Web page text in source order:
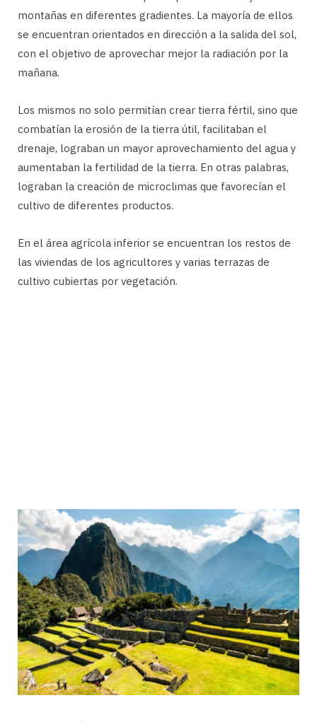
montañas en diferentes gradientes. La mayoría de ellos
se encuentran orientados en dirección a la salida del sol,
con el objetivo de aprovechar mejor la radiación por la
mañana.
Los mismos no solo permitían crear tierra fértil, sino que
combatían la erosión de la tierra útil, facilitaban el
drenaje, lograban un mayor aprovechamiento del agua y
aumentaban la fertilidad de la tierra. En otras palabras,
lograban la creación de microclimas que favorecían el
cultivo de diferentes productos.
En el área agrícola inferior se encuentran los restos de
las viviendas de los agricultores y varias terrazas de
cultivo cubiertas por vegetación.